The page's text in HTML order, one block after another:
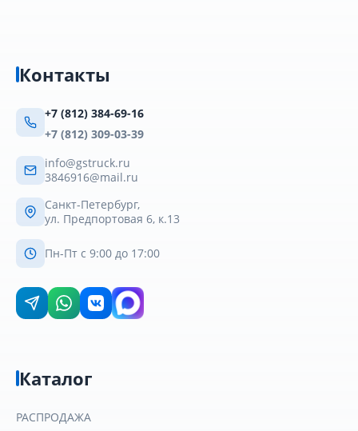
Контакты
+7 (812) 384-69-16
+7 (812) 309-03-39
info@gstruck.ru
3846916@mail.ru
Санкт-Петербург,
ул. Предпортовая 6, к.13
Пн-Пт с 9:00 до 17:00
Каталог
РАСПРОДАЖА